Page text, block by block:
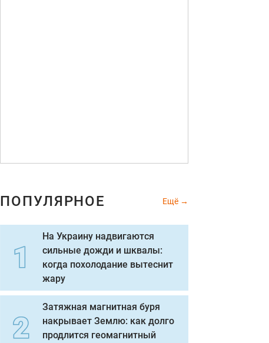
ПОПУЛЯРНОЕ Ещё
На Украину надвигаются
сильные дожди и шквалы:
когда похолодание вытеснит
жару
Затяжная магнитная буря
накрывает Землю: как долго
продлится геомагнитный